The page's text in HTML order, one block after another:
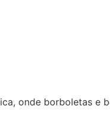
onde borboletas e